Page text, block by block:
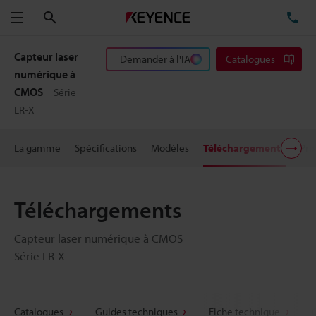
Menu
Capteur laser
numérique à
CMOS
Série
LR-X
Demander à l'IA Catalogues
La gamme Spécifications Modèles Téléchargements Prix
Téléchargements
Capteur laser numérique à CMOS
Série LR-X
Catalogues Guides techniques Fiche technique